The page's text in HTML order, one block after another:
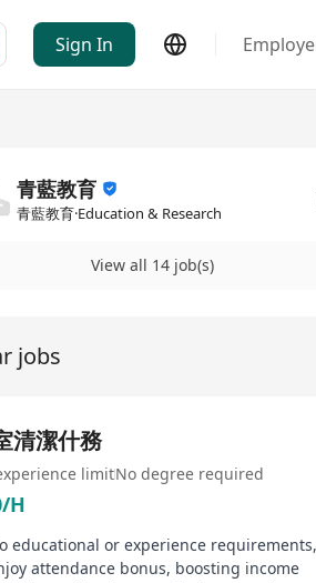
Sign In
青藍教育
青藍教育·Education & Research
View all 14 job(s)
jobs
清潔什務
limitNo degree required
H
attendance bonus, boosting income